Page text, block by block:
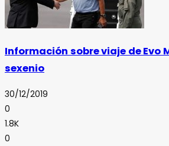
Información sobre viaje de Evo
sexenio
30/12/2019
0
1.8K
0